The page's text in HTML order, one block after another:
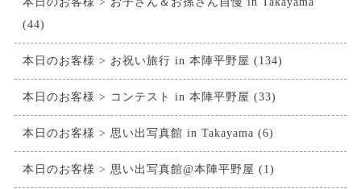
(44)
本日のお客様 > お祝い旅行 in 本陣平野屋 (134)
本日のお客様 > コンテスト in 本陣平野屋 (33)
本日のお客様 > 思い出写真館 in Takayama (6)
本日のお客様 > 思い出写真館@本陣平野屋 (1)